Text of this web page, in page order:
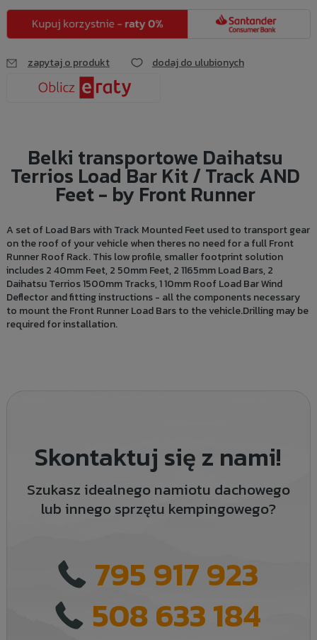
zapytaj o produkt dodaj do ulubionych
Belki transportowe Daihatsu
Terrios Load Bar Kit / Track AND
Feet - by Front Runner
A set of Load Bars with Track Mounted Feet used to transport gear
on the roof of your vehicle when theres no need for a full Front
Runner Roof Rack. This low profile, smaller footprint solution
includes 2 40mm Feet, 2 50mm Feet, 2 1165mm Load Bars, 2
Daihatsu Terrios 1500mm Tracks, 1 10mm Roof Load Bar Wind
Deflector and fitting instructions - all the components necessary
to mount the Front Runner Load Bars to the vehicle.Drilling may be
required for installation.
Skontaktuj się z nami!
Szukasz idealnego namiotu dachowego
lub innego sprzętu kempingowego?
795 917 923
508 633 184